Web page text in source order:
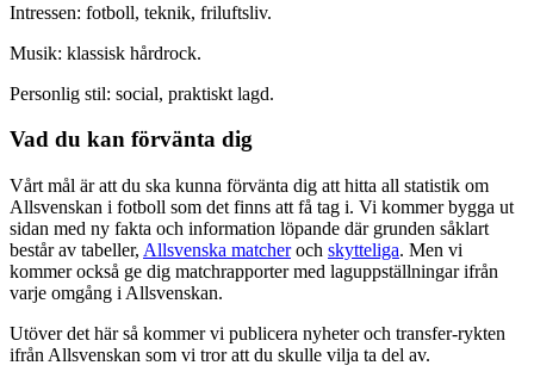
Intressen: fotboll, teknik, friluftsliv.
Musik: klassisk hårdrock.
Personlig stil: social, praktiskt lagd.
Vad du kan förvänta dig
Vårt mål är att du ska kunna förvänta dig att hitta all statistik om
Allsvenskan i fotboll som det finns att få tag i. Vi kommer bygga ut
sidan med ny fakta och information löpande där grunden såklart
består av tabeller, Allsvenska matcheroch skytteliga. Men vi
kommer också ge dig matchrapporter med laguppställningar ifrån
varje omgång i Allsvenskan.
Utöver det här så kommer vi publicera nyheter och transfer-rykten
ifrån Allsvenskan som vi tror att du skulle vilja ta del av.